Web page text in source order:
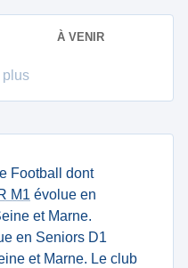
À VENIR
plus
Football dont
M1 évolue en
et Marne.
en Seniors D1
et Marne. Le club